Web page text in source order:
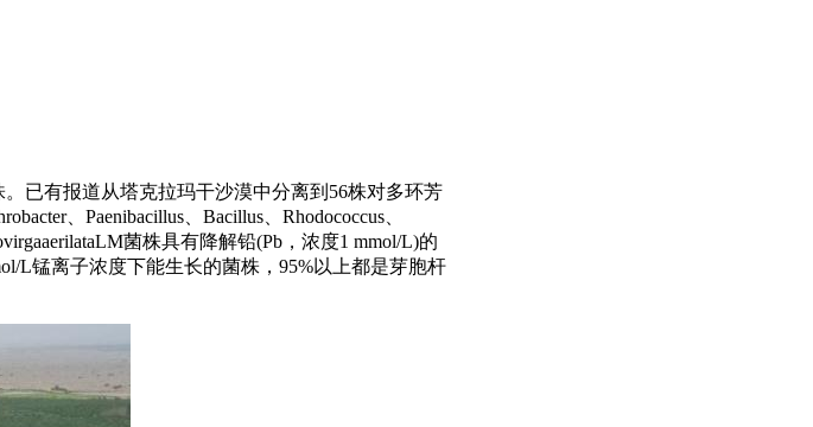
已有报道从塔克拉玛干沙漠中分离到56株对多环芳
、Paenibacillus、Bacillus、Rhodococcus、
菌株具有降解铅(Pb，浓度1 mmol/L)的
L锰离子浓度下能生长的菌株，95%以上都是芽胞杆